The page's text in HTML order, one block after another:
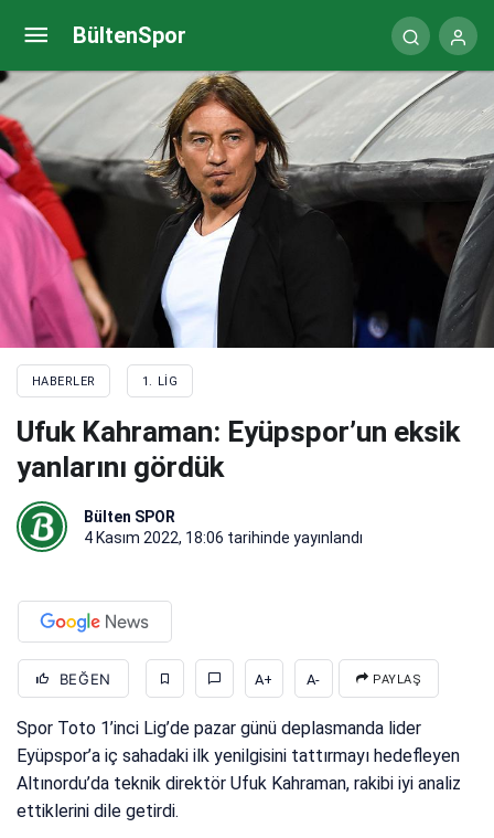
BültenSpor
HABERLER 1. LIG
Ufuk Kahraman: Eyüpspor’un eksik
yanlarını gördük
Bülten SPOR
4 Kasım 2022, 18:06 tarihinde yayınlandı
BEĞEN A+ A- PAYLAŞ
Spor Toto 1’inci Lig’de pazar günü deplasmanda lider
Eyüpspor’a iç sahadaki ilk yenilgisini tattırmayı hedefleyen
Altınordu’da teknik direktör Ufuk Kahraman, rakibi iyi analiz
ettiklerini dile getirdi.
Bodrumspor, evinde 3 puan kovalıyor